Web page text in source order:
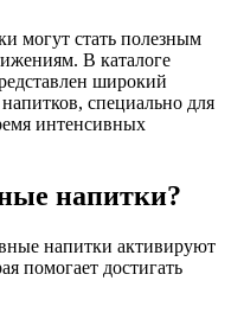
могут стать полезным
В каталоге
широкий
специально для
интенсивных
напитки?
напитки активируют
помогает достигать